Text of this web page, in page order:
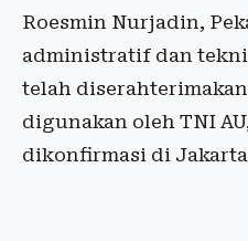
Roesmin Nurjadin,
administratif dan
telah
digunakan oleh TNI
dikonfirmasi di